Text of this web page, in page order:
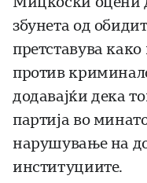
збунета од
претставува
против
додавајќи дека
партија во
нарушување на
институциите.